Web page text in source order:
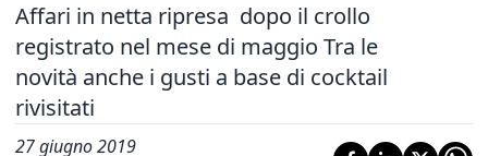
Affari in netta ripresa dopo il crollo
registrato nel mese di maggio Tra le
novità anche i gusti a base di cocktail
rivisitati
27 giugno 2019